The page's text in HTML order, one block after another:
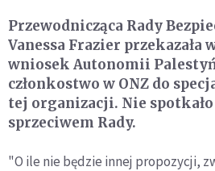
Przewodnicząca Rady
Vanessa Frazier przekazała
wniosek Autonomii
członkostwo w ONZ do
tej organizacji. Nie spotkało
sprzeciwem Rady.
"O ile nie będzie innej propozycji,